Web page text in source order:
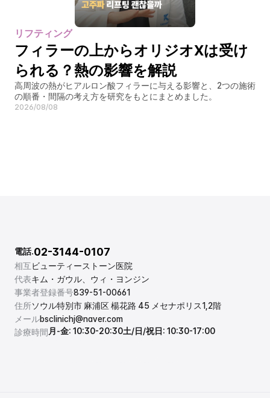
リフティング
フィラーの上からオリジオXは受け
られる？熱の影響を解説
高周波の熱がヒアルロン酸フィラーに与える影響と、2つの施術
の順番・間隔の考え方を研究をもとにまとめました。
2026/08/08
相互ビューティーストーン医院
代表キム・ガウル、ウィ・ヨンジン
事業者登録番号839-51-00661
住所ソウル特別市 麻浦区 楊花路 45 メセナポリス1,2階
メールbsclinichj@naver.com
診療時間 月-金: 10:30-20:30土/日/祝日: 10:30-17:00
電話.02-3144-0107